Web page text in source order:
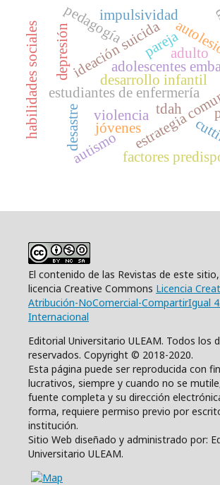
violencia
estudiantes de enfermería
estrategia
ideación suicida
factores
jóvenes
adolescentes
impulsividad
tdah
depresión
habilidades sociales
autismo
desarrollo infantil
adulto
pareja
pedagogía
desastre
El contenido de las Revistas de este
licencia Creative Commons Licencia
Atribución-NoComercial-CompartirIgual
Internacional
Editorial Universitario ULEAM. Todos los
reservados. Copyright © 2018-2020.
Esta página puede ser reproducida con
lucrativos, siempre y cuando no se
fuente completa y su dirección
forma, requiere permiso previo por
institución.
Sitio Web diseñado y administrado por:
Universitario ULEAM.